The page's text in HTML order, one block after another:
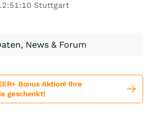
Stuttgart
News & Forum
Bonus Aktion! Ihre
geschenkt!